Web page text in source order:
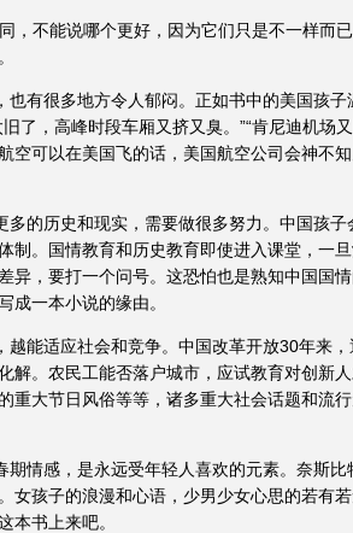
，不能说哪个更好，因为它们只是不一样而
也有很多地方令人郁闷。正如书中的美国孩子
了，高峰时段车厢又挤又臭。”“肯尼迪机场
空可以在美国飞的话，美国航空公司会神不
多的历史和现实，需要做很多努力。中国孩子
制。国情教育和历史教育即使进入课堂，一
异，要打一个问号。这恐怕也是熟知中国国情
成一本小说的缘由。
越能适应社会和竞争。中国改革开放30年来
解。农民工能否落户城市，应试教育对创新
重大节日风俗等等，诸多重大社会话题和流
情感，是永远受年轻人喜欢的元素。奈斯比
女孩子的浪漫和心语，少男少女心思的若有
本书上来吧。